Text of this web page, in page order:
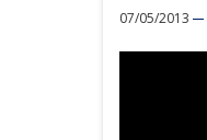
07/05/2013